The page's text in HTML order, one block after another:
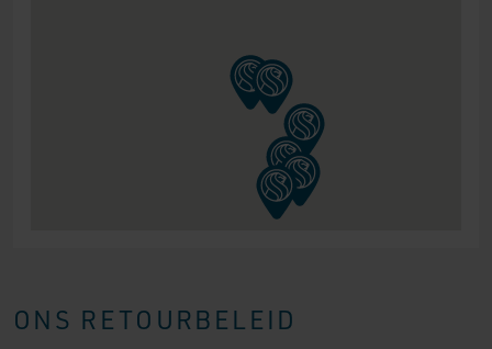
ONS RETOURBELEID